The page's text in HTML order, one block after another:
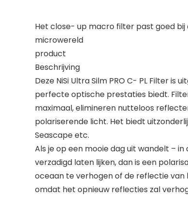
Het close- up macro filter past goed
microwereld
product
Beschrijving
Deze NiSi Ultra Silm PRO C- PL Filter
perfecte optische prestaties biedt.
maximaal, elimineren nutteloos
polariserende licht. Het biedt
Seascape etc.
Als je op een mooie dag uit wandelt –
verzadigd laten lijken, dan is een
oceaan te verhogen of de reflectie
omdat het opnieuw reflecties zal